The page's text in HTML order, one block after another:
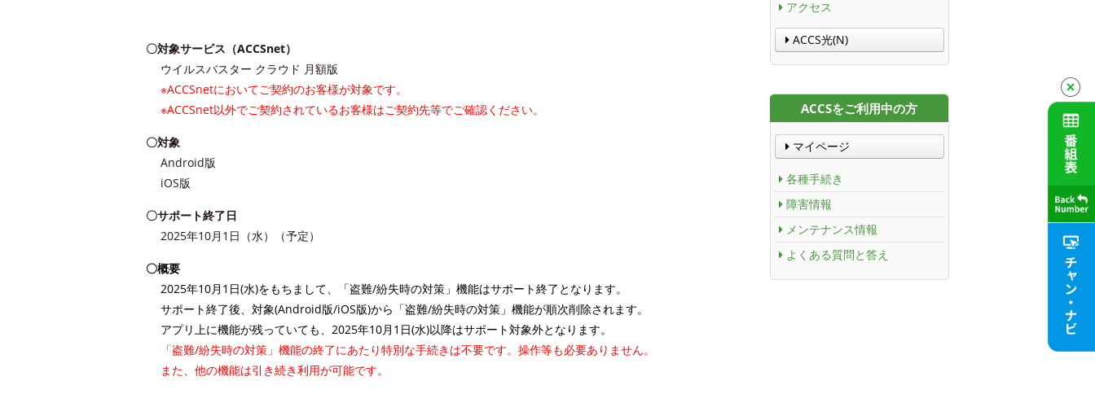
〇対象サービス（ACCSnet）
ウイルスバスター クラウド 月額版
※ACCSnetにおいてご契約のお客様が対象です。
※ACCSnet以外でご契約されているお客様はご契約先等でご確認ください。
〇対象
Android版
iOS版
〇サポート終了日
2025年10月1日（水）（予定）
〇概要
2025年10月1日(水)をもちまして、「盗難/紛失時の対策」機能はサポート終了となります。
サポート終了後、対象(Android版/iOS版)から「盗難/紛失時の対策」機能が順次削除されます。
アプリ上に機能が残っていても、2025年10月1日(水)以降はサポート対象外となります。
「盗難/紛失時の対策」機能の終了にあたり特別な手続きは不要です。操作等も必要ありません。
また、他の機能は引き続き利用が可能です。
アクセス
ACCS光(N)
ACCSをご利用中の方
マイページ
各種手続き
障害情報
メンテナンス情報
よくある質問と答え